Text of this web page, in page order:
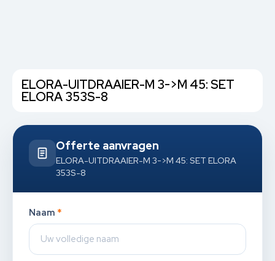
ELORA-UITDRAAIER-M 3->M 45: SET
ELORA 353S-8
Offerte aanvragen
ELORA-UITDRAAIER-M 3->M 45: SET ELORA
353S-8
Naam *